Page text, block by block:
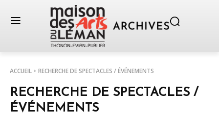
ACCUEIL RECHERCHE DE SPECTACLES / ÉVÉNEMENTS
RECHERCHE DE SPECTACLES /
ÉVÉNEMENTS